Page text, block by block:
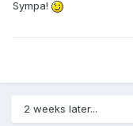
Sympa!
2 weeks later...